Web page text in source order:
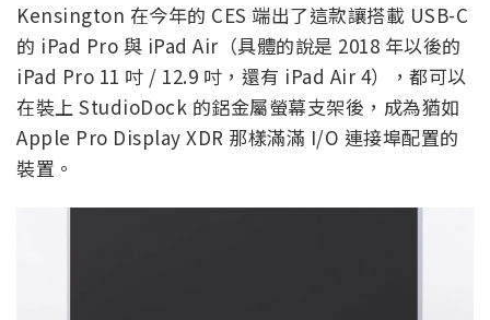
Kensington 在今年的 CES 端出了這款讓搭載 USB-C
的 iPad Pro 與 iPad Air（具體的說是 2018 年以後的
iPad Pro 11 吋 / 12.9 吋，還有 iPad Air 4），都可以
在裝上 StudioDock 的鋁金屬螢幕支架後，成為猶如
Apple Pro Display XDR 那樣滿滿 I/O 連接埠配置的
裝置。